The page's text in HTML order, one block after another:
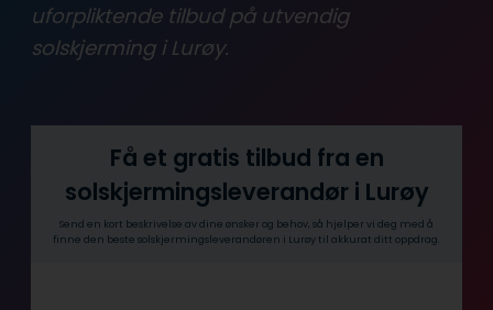
uforpliktende tilbud på utvendig
solskjerming i Lurøy.
Få et gratis tilbud fra en
solskjermingsleverandør i Lurøy
Send en kort beskrivelse av dine ønsker og behov, så hjelper vi deg med å
finne den beste solskjermingsleverandøren i Lurøy til akkurat ditt oppdrag.